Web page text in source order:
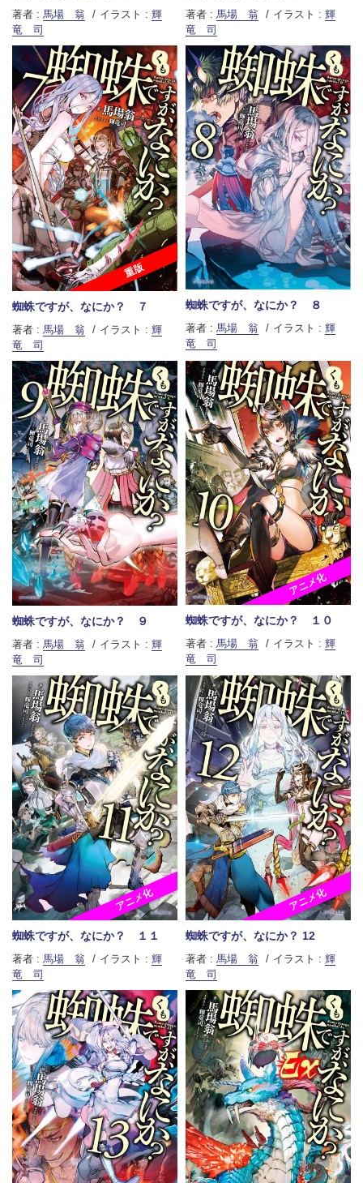
著者 : 馬場 翁 イラスト : 輝
竜 司
著者 : 馬場 翁 イラスト : 輝
竜 司
重版
蜘蛛ですが、なにか？ ７
著者 : 馬場 翁 イラスト : 輝
竜 司
蜘蛛ですが、なにか？ ８
著者 : 馬場 翁 イラスト : 輝
竜 司
蜘蛛ですが、なにか？ ９
著者 : 馬場 翁 イラスト : 輝
竜 司
アニメ化
蜘蛛ですが、なにか？ １０
著者 : 馬場 翁 イラスト : 輝
竜 司
アニメ化
蜘蛛ですが、なにか？ １１
著者 : 馬場 翁 イラスト : 輝
竜 司
アニメ化
蜘蛛ですが、なにか？ 12
著者 : 馬場 翁 イラスト : 輝
竜 司